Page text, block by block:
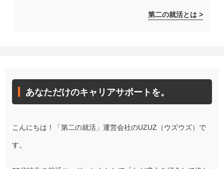
第二の就活とは >
あなただけのキャリアサポートを。
こんにちは！「第二の就活」運営会社のUZUZ（ウズウズ）で
す。